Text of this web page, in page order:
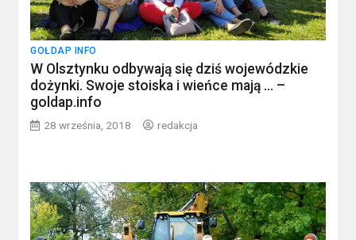
GOŁDAP INFO
W Olsztynku odbywają się dziś wojewódzkie
dożynki. Swoje stoiska i wieńce mają … –
goldap.info
28 września, 2018 redakcja